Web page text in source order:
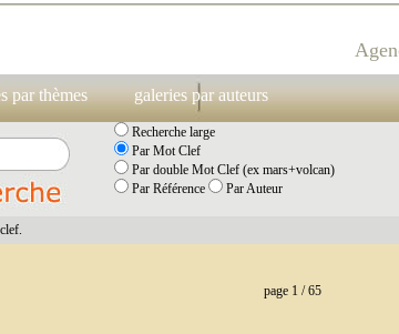
par thèmes galeries par auteurs
Recherche large
Par Mot Clef
Par double Mot Clef (ex mars+volcan)
Par Référence
Par Auteur
page 1 / 65